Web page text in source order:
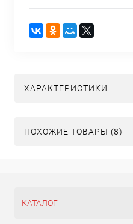
ХАРАКТЕРИСТИКИ
ПОХОЖИЕ ТОВАРЫ (8)
КАТАЛОГ